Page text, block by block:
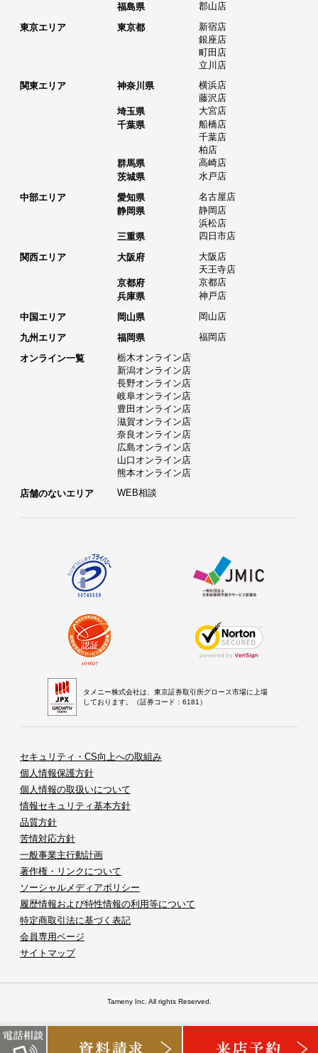
福島県
郡山店
東京エリア
東京都
新宿店
銀座店
町田店
立川店
関東エリア
神奈川県
横浜店
藤沢店
埼玉県
大宮店
千葉県
船橋店
千葉店
柏店
群馬県
高崎店
茨城県
水戸店
中部エリア
愛知県
名古屋店
静岡県
静岡店
浜松店
三重県
四日市店
関西エリア
大阪府
大阪店
天王寺店
京都府
京都店
兵庫県
神戸店
中国エリア
岡山県
岡山店
九州エリア
福岡県
福岡店
オンライン一覧
栃木オンライン店
新潟オンライン店
長野オンライン店
岐阜オンライン店
豊田オンライン店
滋賀オンライン店
奈良オンライン店
広島オンライン店
山口オンライン店
熊本オンライン店
店舗のないエリア
WEB相談
タメニー株式会社は、東京証券取引所グロース市場に上場
しております。（証券コード：6181）
セキュリティ・CS向上への取組み
個人情報保護方針
個人情報の取扱いについて
情報セキュリティ基本方針
品質方針
苦情対応方針
一般事業主行動計画
著作権・リンクについて
ソーシャルメディアポリシー
履歴情報および特性情報の利用等について
特定商取引法に基づく表記
会員専用ページ
サイトマップ
Tameny Inc. All rights Reserved.